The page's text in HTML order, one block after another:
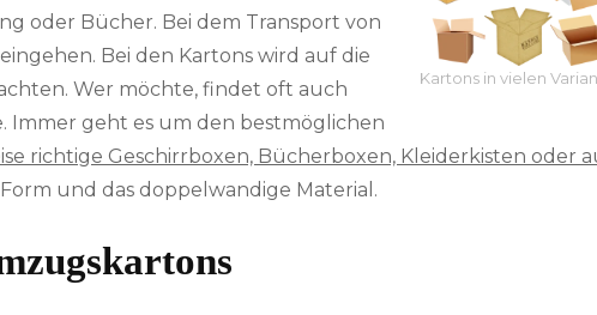
Kartons in vielen
oder Bücher. Bei dem Transport von
Bei den Kartons wird auf die
Wer möchte, findet oft auch
Immer geht es um den bestmöglichen
richtige Geschirrboxen, Bücherboxen, Kleiderkisten oder
und das doppelwandige Material.